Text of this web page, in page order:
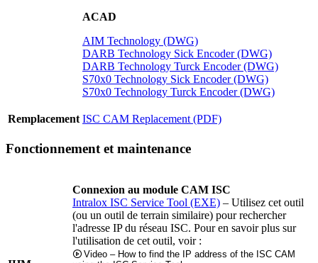
ACAD
AIM Technology (DWG)
DARB Technology Sick Encoder (DWG)
DARB Technology Turck Encoder (DWG)
S70x0 Technology Sick Encoder (DWG)
S70x0 Technology Turck Encoder (DWG)
Remplacement ISC CAM Replacement (PDF)
Fonctionnement et maintenance
Connexion au module CAM ISC
Intralox ISC Service Tool (EXE) – Utilisez cet outil
(ou un outil de terrain similaire) pour rechercher
l'adresse IP du réseau ISC. Pour en savoir plus sur
l'utilisation de cet outil, voir :
Video – How to find the IP address of the ISC CAM